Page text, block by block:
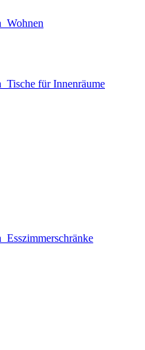
Wohnen
Tische für Innenräume
Esszimmerschränke